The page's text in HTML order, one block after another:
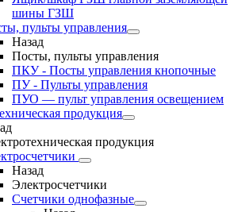
шины ГЗШ
пульты управления
Назад
Посты, пульты управления
ПКУ - Посты управления кнопочные
ПУ - Пульты управления
ПУО — пульт управления освещением
продукция
продукция
Назад
Электросчетчики
Счетчики однофазные